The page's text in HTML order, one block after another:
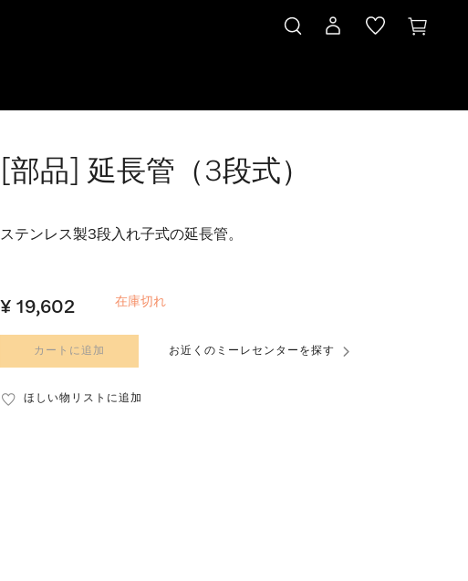
[部品] 延長管（3段式）
ステンレス製3段入れ子式の延長管。
¥ 19,602 在庫切れ
カートに追加 お近くのミーレセンターを探す
ほしい物リストに追加